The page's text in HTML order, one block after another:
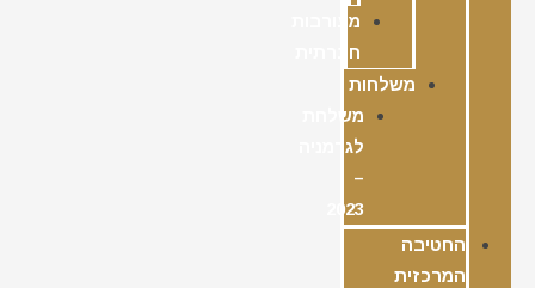
מעורבות
חברתית
משלחות
משלחת
לגרמניה
–
2023
החטיבה
המרכזית